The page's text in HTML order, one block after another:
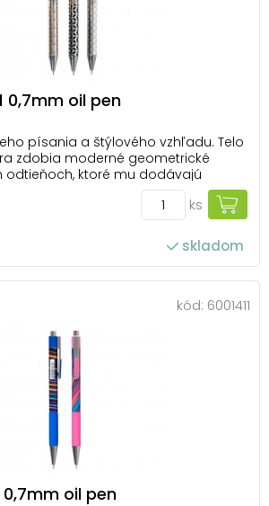
0,7mm oil pen
písania a štýlového vzhľadu. Telo
zdobia moderné geometrické
odtieňoch, ktoré mu dodávajú
a elegantný šmrnc. Praktická
pripevnenie k zošitu,
takže máte pero vždy po ruke. Vď...
ks
skladom
kód: 6001411
0,7mm oil pen